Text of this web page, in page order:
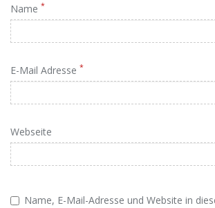
Name *
E-Mail Adresse *
Webseite
Name, E-Mail-Adresse und Website in